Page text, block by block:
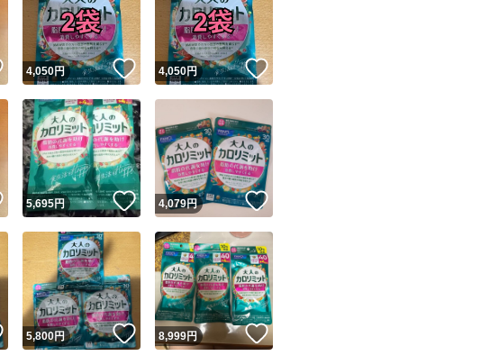
安心取引出品者 Yahoo!フリマの基準をクリアした安心・安全なユーザーです
取引実績
取引実績◯+ このユーザーはYahoo!フリマの取引を完了させた実績があります
他フリマ実績◯+ このユーザーは他フリマサービスでの取引実績があります
スピード&安心発送
※このバッジは実績に基づく表示であり、発送を保証しているものではありません
スピード＆安心発送
このユーザーは高頻度で24時間以内＆設定した発送日数内に発送してい
ます
この商品の情報をコピーします
商品画像の無断転載は禁止されています
コピーは1商品につき1回
出品ページへ
キャンセル
いいね！
4,050円 いいね！
4,050円 いいね！
いいね！
5,695円 いいね！
4,079円
いいね！
5,800円 いいね！
8,999円 いいね！